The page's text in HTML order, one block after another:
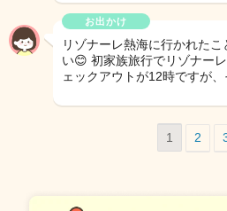
お出かけ
リゾナーレ熱海に行かれた
い😊 初家族旅行でリゾナー
ェックアウトが12時ですが
1 2